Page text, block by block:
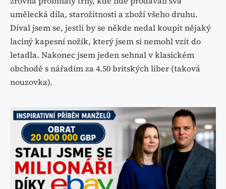
umělecká díla, starožitnosti a zboží všeho druhu.
Díval jsem se, jestli by se někde nedal koupit nějaký
laciný kapesní nožík, který jsem si nemohl vzít do
letadla. Nakonec jsem jeden sehnal v klasickém
obchodě s nářadím za 4.50 britských liber (taková
nouzovka).